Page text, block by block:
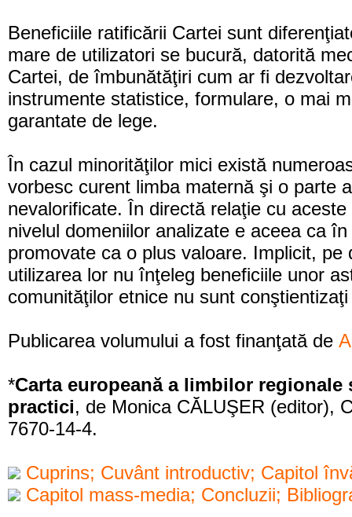
Beneficiile ratificării Cartei sunt
mare de utilizatori se bucură, datorită
Cartei, de îmbunătăţiri cum ar fi
instrumente statistice, formulare, o mai
garantate de lege.
În cazul minorităţilor mici există
vorbesc curent limba maternă şi o parte
nevalorificate. În directă relaţie cu
nivelul domeniilor analizate e aceea ca
promovate ca o plus valoare. Implicit,
utilizarea lor nu înţeleg beneficiile unor
comunităţilor etnice nu sunt
Publicarea volumului a fost finanţată de
*Carta europeană a limbilor
practici, de Monica CĂLUŞER (editor),
7670-14-4.
Cuprins; Cuvânt introductiv; Capitol
Capitol mass-media; Concluzii;